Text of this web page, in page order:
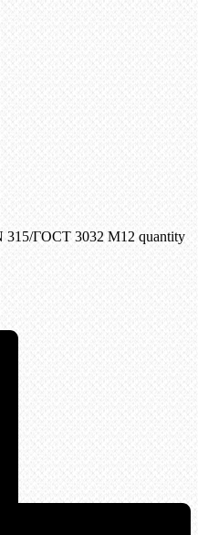
315/ГОСТ 3032 М12 quantity